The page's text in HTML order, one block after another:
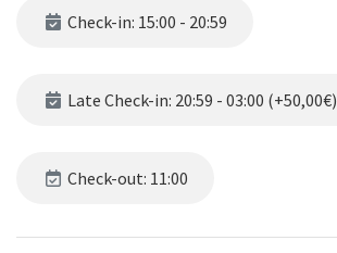
Check-in: 15:00 - 20:59
Late Check-in: 20:59 - 03:00 (+50,00€)
Check-out: 11:00